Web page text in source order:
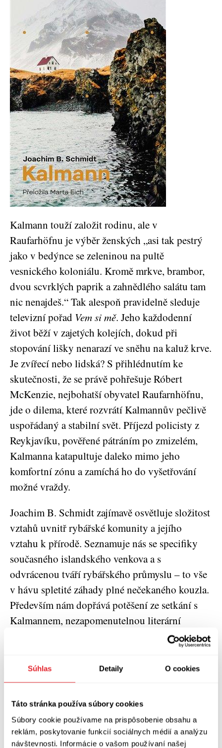
Súhlas Detaily O cookies
Táto stránka používa súbory cookies
Súbory cookie používame na prispôsobenie obsahu a
reklám, poskytovanie funkcií sociálnych médií a analýzu
návštevnosti. Informácie o vašom používaní našej
Kalmann touží založit rodinu, ale v
Raufarhöfnu je výběr ženských „asi tak pestrý
jako v bedýnce se zeleninou na pultě
vesnického koloniálu. Kromě mrkve, brambor,
dvou scvrklých paprik a zahnědlého salátu tam
nic nenajdeš.“ Tak alespoň pravidelně sleduje
televizní pořad Vem si mě. Jeho každodenní
život běží v zajetých kolejích, dokud při
stopování lišky nenarazí ve sněhu na kaluž krve.
Je zvířecí nebo lidská? S přihlédnutím ke
skutečnosti, že se právě pohřešuje Róbert
McKenzie, nejbohatší obyvatel Raufarnhöfnu,
jde o dilema, které rozvrátí Kalmannův pečlivě
uspořádaný a stabilní svět. Příjezd policisty z
Reykjavíku, pověřené pátráním po zmizelém,
Kalmanna katapultuje daleko mimo jeho
komfortní zónu a zamíchá ho do vyšetřování
možné vraždy.
Joachim B. Schmidt zajímavě osvětluje složitost
vztahů uvnitř rybářské komunity a jejího
vztahu k přírodě. Seznamuje nás se specifiky
současného islandského venkova a s
odvrácenou tváří rybářského průmyslu – to vše
v hávu spletité záhady plné nečekaného kouzla.
Především nám dopřává potěšení ze setkání s
Kalmannem, nezapomenutelnou literární
postavou, která si bez ohledu na svoji jinakost
získá sympatie každého čtenáře. Švýcarského
rodáka Joachima B. Schmidta, žijícího na
Islandu posledních šestnáct let, přiměl k
napsání románu samotný ostrov: „Je velmi
inspirativní a nedokážu s jistotou říct, proč
tomu tak je. Možná je to rozlehlou krajinou
nebo energií, která z něj vychází. Možná je to